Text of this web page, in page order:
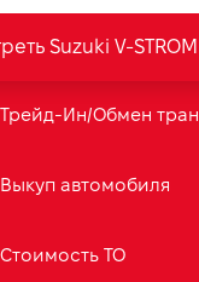
Suzuki V-
Трейд-Ин/Обмен
Выкуп автомобиля
Стоимость ТО